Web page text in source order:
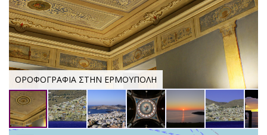
CN
ΟΡΟΦΟΓΡΑΦΙΑ ΣΤΗΝ ΕΡΜΟΥΠΟΛΗ